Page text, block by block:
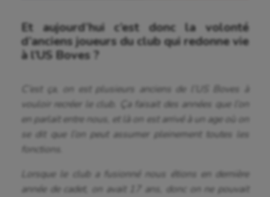
Et aujourd’hui c’est donc la volonté
d’anciens joueurs du club qui redonne vie
à l’US Boves ?
C’est ça, on est plusieurs anciens de l’US Boves à
vouloir recréer le club. Ça faisait des années que l’on
en parlait entre nous, et là on est arrivé à un age où on
se dit que l’on peut assumer pleinement toutes les
fonctions.
Lorsque le club a fusionné nous étions en dernière
année de cadet, on avait 17 ans, donc on ne pouvait